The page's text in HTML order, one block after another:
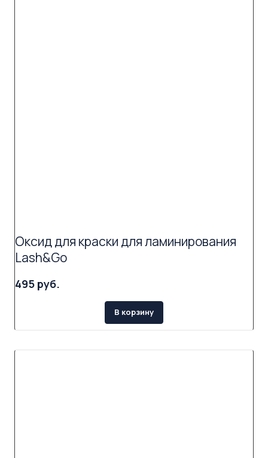
Оксид для краски для ламинирования
Lash&Go
495 руб.
В корзину